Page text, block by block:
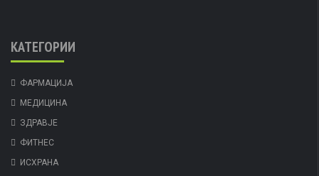
КАТЕГОРИИ
ФАРМАЦИЈА
МЕДИЦИНА
ЗДРАВЈЕ
ФИТНЕС
ИСХРАНА